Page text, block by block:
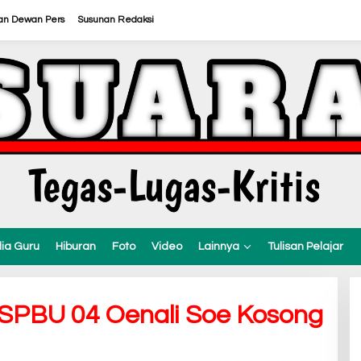
Dewan Pers Susunan Redaksi
Guru Hiburan Foto Video Lainnya Tulisan Pelajar
04 Oenali Soe Kosong